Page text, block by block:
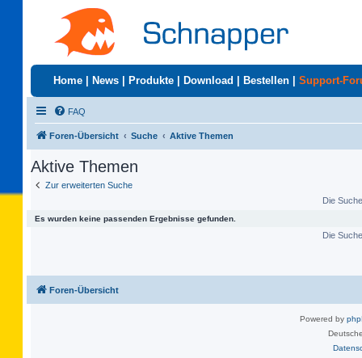
Home News Produkte Download Bestellen Support-
FAQ
Foren-Übersicht Suche Aktive Themen
Aktive Themen
Zur erweiterten Suche
Die
Es wurden keine passenden Ergebnisse gefunden.
Die
Foren-Übersicht
Powered by